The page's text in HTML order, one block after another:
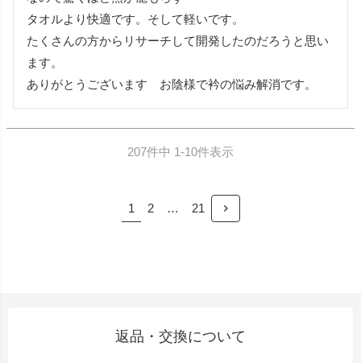
タオルより快適です。そして軽いです。
たくさんの方からリサーチして開発したのだろうと思い
ます。
ありがとうございます　お陰様で衿の悩み解消です。
207件中 1-10件表示
1 2 … 21
返品・交換について